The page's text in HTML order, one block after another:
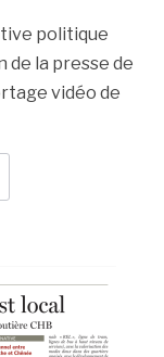
politique
de la presse de
vidéo de